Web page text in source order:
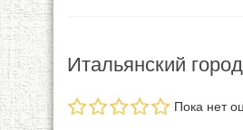
Итальянский
Пока нет